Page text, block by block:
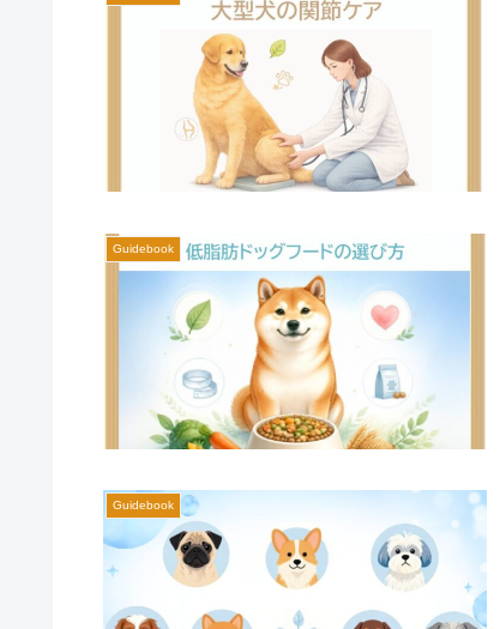
Guidebook
Guidebook